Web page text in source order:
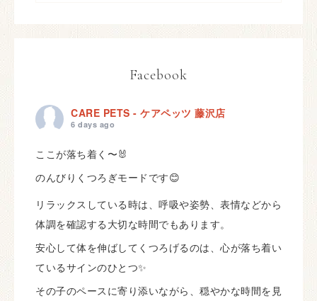
Facebook
CARE PETS - ケアペッツ 藤沢店
6 days ago
ここが落ち着く〜🐰
のんびりくつろぎモードです😊
リラックスしている時は、呼吸や姿勢、表情などから
体調を確認する大切な時間でもあります。
安心して体を伸ばしてくつろげるのは、心が落ち着い
ているサインのひとつ✨
その子のペースに寄り添いながら、穏やかな時間を見